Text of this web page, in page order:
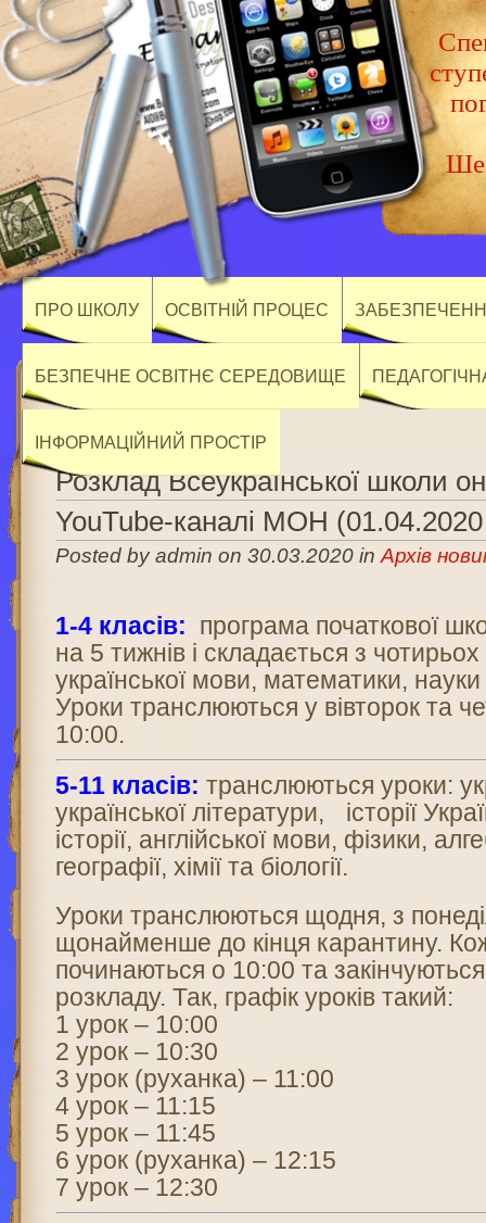
ПРО ШКОЛУ ОСВІТНІЙ ПРОЦЕС
БЕЗПЕЧНЕ ОСВІТНЄ СЕРЕДОВИЩЕ
ІНФОРМАЦІЙНИЙ ПРОСТІР
Розклад Всеукраїнської школи
YouTube-каналі МОН
Posted by admin on 30.03.2020 inАрхів
1-4 класів: програма початкової
на 5 тижнів і складається з
української мови, математики,
Уроки транслюються у вівторок та
10:00.
5-11 класів: транслюються уроки:
української літератури, історії
історії, англійської мови, фізики,
географії, хімії та біології.
Уроки транслюються щодня, з
щонайменше до кінця карантину.
починаються о 10:00 та
розкладу. Так, графік уроків такий:
1 урок – 10:00
2 урок – 10:30
3 урок (руханка) – 11:00
4 урок – 11:15
5 урок – 11:45
6 урок (руханка) – 12:15
7 урок – 12:30